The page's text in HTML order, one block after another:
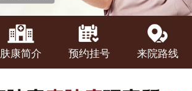
肤康简介 预约挂号 来院路线